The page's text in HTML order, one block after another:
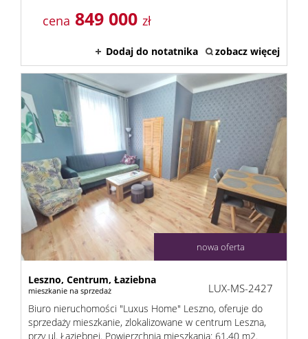
cena 849 000 zł
Dodaj do notatnika zobacz więcej
nowa oferta
Leszno, Centrum, Łaziebna
mieszkanie na sprzedaż LUX-MS-2427
Biuro nieruchomości "Luxus Home" Leszno, oferuje do
sprzedaży mieszkanie, zlokalizowane w centrum Leszna,
przy ul. Łaziebnej. Powierzchnia mieszkania: 61,40 m2.